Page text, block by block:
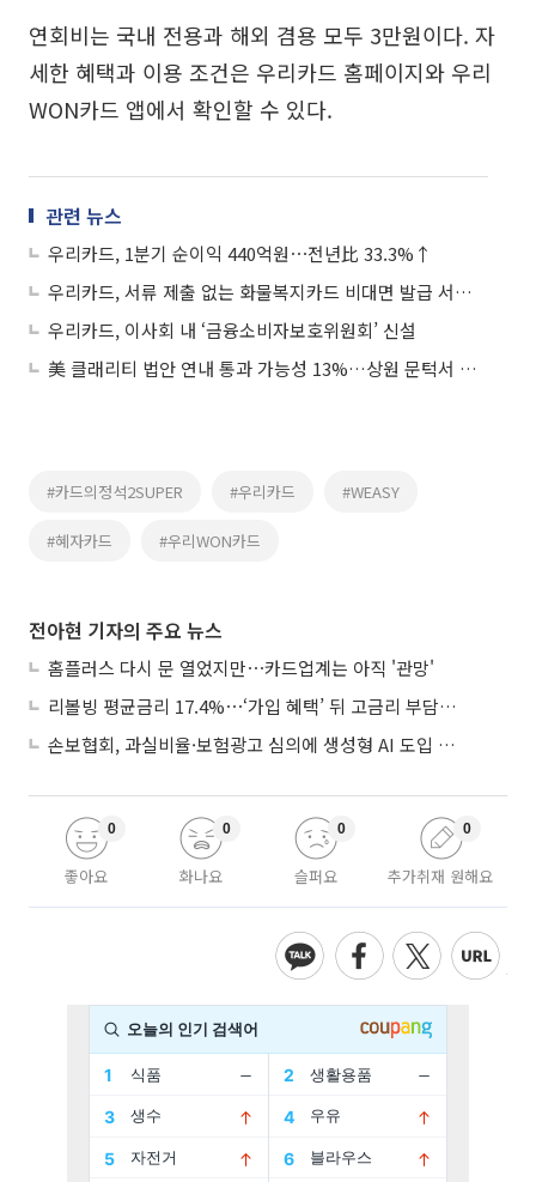
연회비는 국내 전용과 해외 겸용 모두 3만원이다. 자
세한 혜택과 이용 조건은 우리카드 홈페이지와 우리
WON카드 앱에서 확인할 수 있다.
관련 뉴스
우리카드, 1분기 순이익 440억원⋯전년比 33.3%↑
우리카드, 서류 제출 없는 화물복지카드 비대면 발급 서비스 도입
우리카드, 이사회 내 ‘금융소비자보호위원회’ 신설
美 클래리티 법안 연내 통과 가능성 13%…상원 문턱서 제동
#카드의정석2SUPER #우리카드 #WEASY
#혜자카드 #우리WON카드
전아현 기자의 주요 뉴스
홈플러스 다시 문 열었지만⋯카드업계는 아직 '관망'
리볼빙 평균금리 17.4%⋯‘가입 혜택’ 뒤 고금리 부담 주의
손보협회, 과실비율·보험광고 심의에 생성형 AI 도입 추진
좋아요
0
화나요
0
슬퍼요
0
추가취재 원해요
0